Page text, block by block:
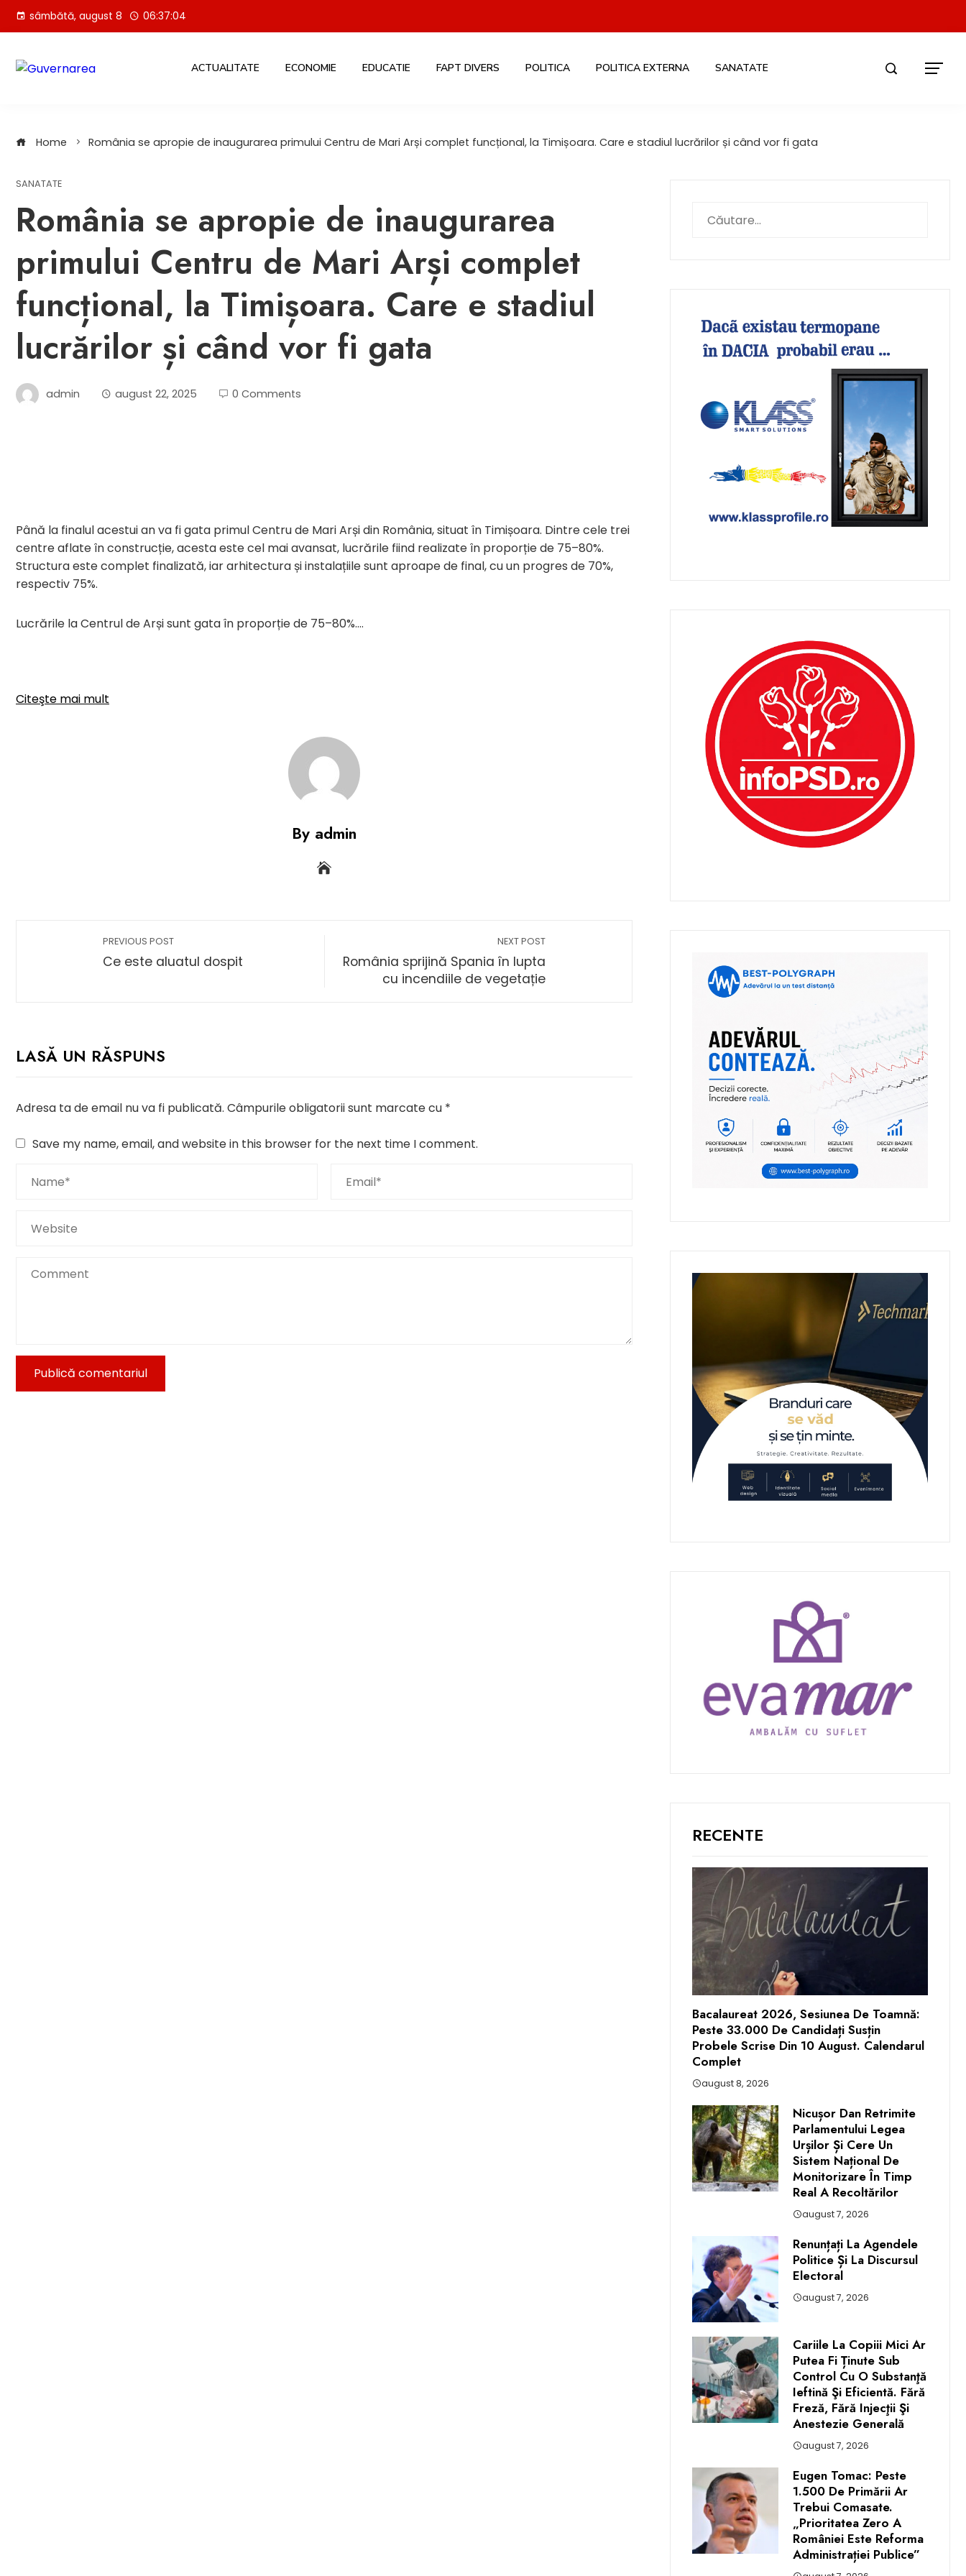
Skip sâmbătă, august 8 06:37:05
ACTUALITATE ECONOMIE EDUCATIE FAPT DIVERS POLITICA POLITICA EXTERNA SANATATE
Home România se apropie de inaugurarea primului Centru de Mari Arși complet funcțional, la Timișoara. Care e stadiul lucrărilor și când vor fi gata
SANATATE
România se apropie de inaugurarea
primului Centru de Mari Arși complet
funcțional, la Timișoara. Care e stadiul
lucrărilor și când vor fi gata
admin august 22, 2025 0 Comments
Până la finalul acestui an va fi gata primul Centru de Mari Arși din România, situat în Timișoara. Dintre cele trei
centre aflate în construcție, acesta este cel mai avansat, lucrările fiind realizate în proporție de 75–80%.
Structura este complet finalizată, iar arhitectura și instalațiile sunt aproape de final, cu un progres de 70%,
respectiv 75%.
Lucrările la Centrul de Arși sunt gata în proporție de 75–80%….
Citeşte mai mult
By admin
PREVIOUS POST
Ce este aluatul dospit
NEXT POST
România sprijină Spania în lupta
cu incendiile de vegetație
LASĂ UN RĂSPUNS
Adresa ta de email nu va fi publicată. Câmpurile obligatorii sunt marcate cu *
Save my name, email, and website in this browser for the next time I comment.
după:
RECENTE
Bacalaureat 2026, Sesiunea De Toamnă:
Peste 33.000 De Candidați Susțin
Probele Scrise Din 10 August. Calendarul
Complet
august 8, 2026
Nicușor Dan Retrimite
Parlamentului Legea
Urșilor Și Cere Un
Sistem Național De
Monitorizare În Timp
Real A Recoltărilor
august 7, 2026
Renunțați La Agendele
Politice Și La Discursul
Electoral
august 7, 2026
Cariile La Copiii Mici Ar
Putea Fi Ținute Sub
Control Cu O Substanţă
Ieftină Şi Eficientă. Fără
Freză, Fără Injecţii Şi
Anestezie Generală
august 7, 2026
Eugen Tomac: Peste
1.500 De Primării Ar
Trebui Comasate.
„Prioritatea Zero A
României Este Reforma
Administrației Publice”